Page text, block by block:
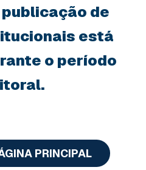
de
está
o período
PRINCIPAL